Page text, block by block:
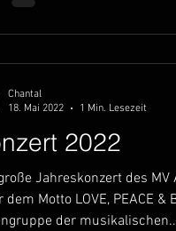
2022
Jahreskonzert des
dem Motto LOVE, PEACE &
der
Chantal
18. Mai 2022
1 Min. Lesezeit